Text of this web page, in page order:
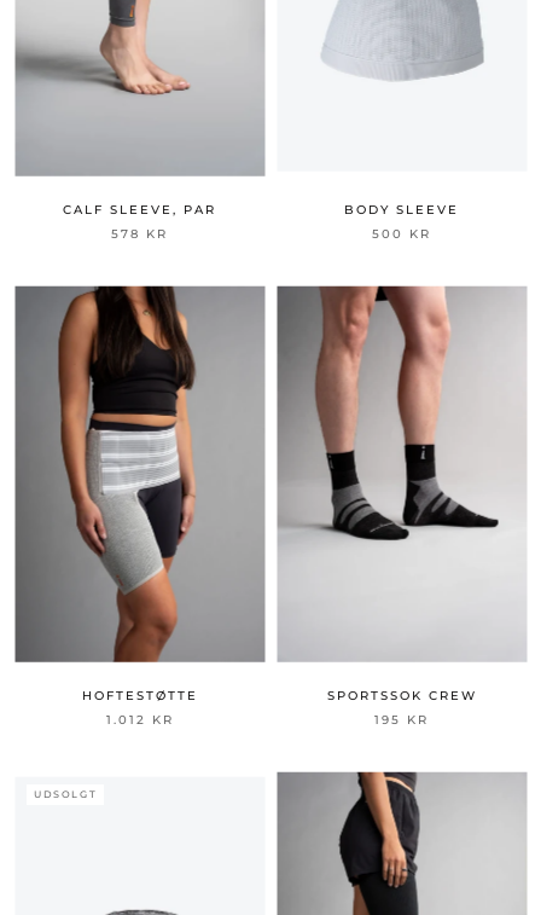
CALF SLEEVE, PAR
578 KR
BODY SLEEVE
500 KR
HOFTESTØTTE
1.012 KR
SPORTSSOK CREW
195 KR
UDSOLGT